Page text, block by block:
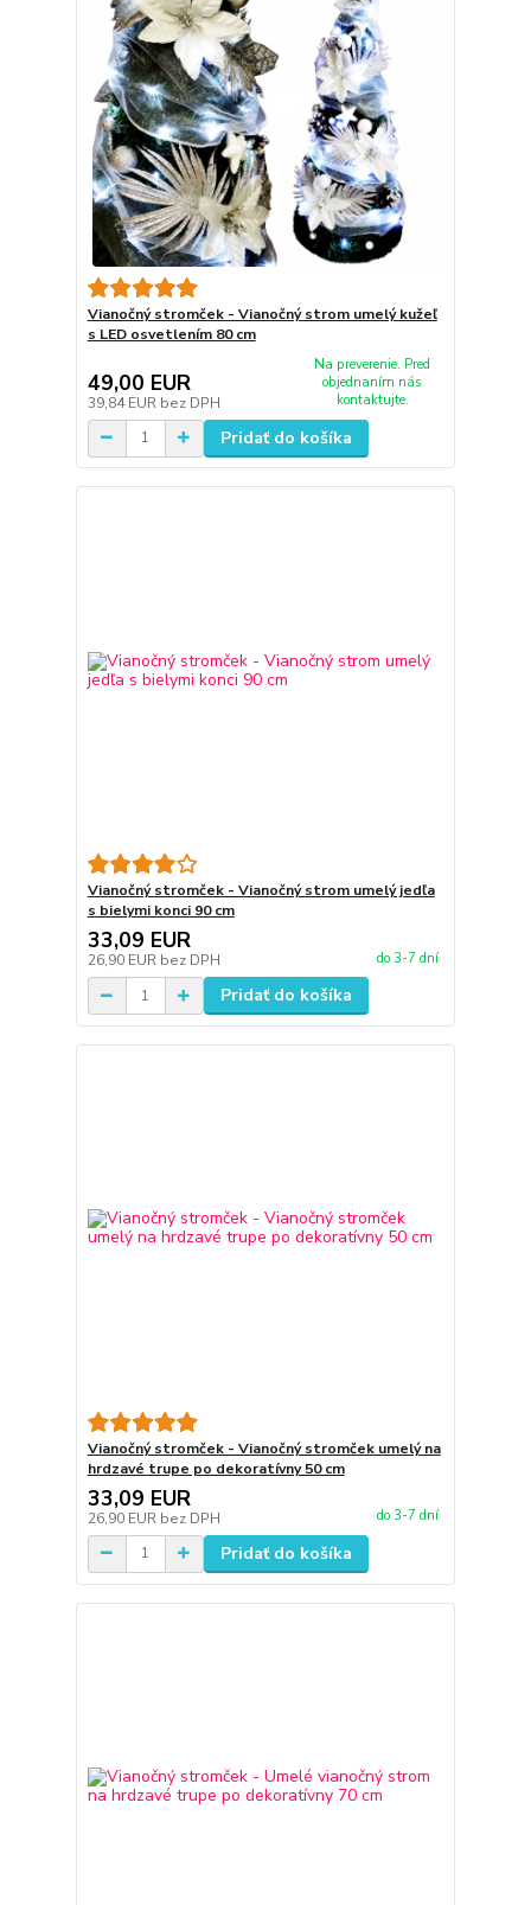
Vianočný stromček - Vianočný strom umelý kužeľ
s LED osvetlením 80 cm
49,00 EUR
39,84 EUR bez DPH
Na preverenie. Pred
objednaním nás
kontaktujte.
Pridať do košíka
Vianočný stromček - Vianočný strom umelý jedľa
s bielymi konci 90 cm
33,09 EUR
26,90 EUR bez DPH do 3-7 dní
Pridať do košíka
Vianočný stromček - Vianočný stromček umelý na
hrdzavé trupe po dekoratívny 50 cm
33,09 EUR
26,90 EUR bez DPH do 3-7 dní
Pridať do košíka